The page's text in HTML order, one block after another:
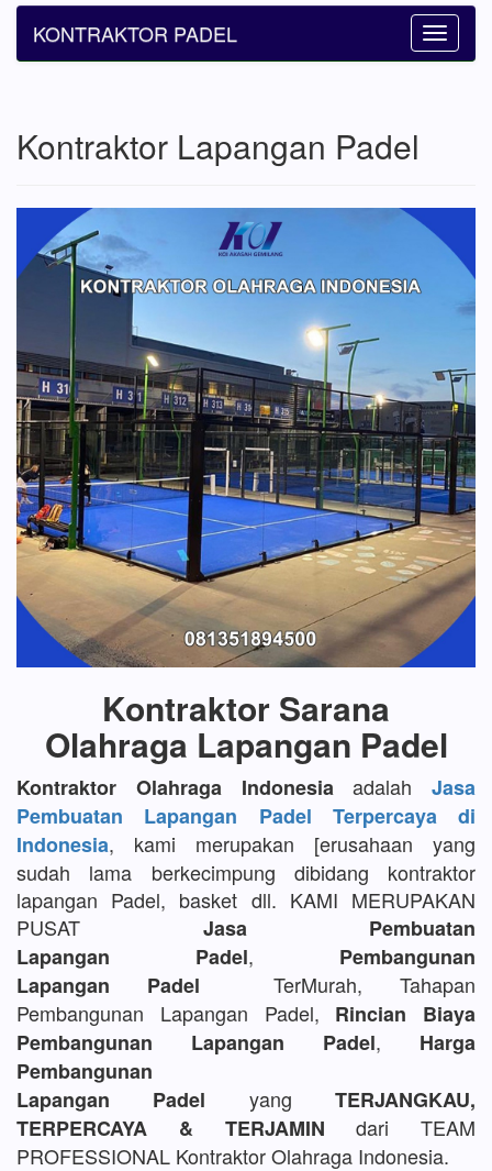
Toggle
KONTRAKTOR PADEL
Kontraktor Lapangan Padel
Kontraktor Sarana
Olahraga Lapangan Padel
Kontraktor Olahraga Indonesia adalah Jasa
Pembuatan Lapangan Padel Terpercaya di
Indonesia, kami merupakan [erusahaan yang
sudah lama berkecimpung dibidang kontraktor
lapangan Padel, basket dll. KAMI MERUPAKAN
PUSAT Jasa Pembuatan
Lapangan Padel, Pembangunan
Lapangan Padel TerMurah, Tahapan
Pembangunan Lapangan Padel, Rincian Biaya
Pembangunan Lapangan Padel, Harga
Pembangunan
Lapangan Padel yangTERJANGKAU,
TERPERCAYA & TERJAMIN dari TEAM
PROFESSIONAL Kontraktor Olahraga Indonesia.